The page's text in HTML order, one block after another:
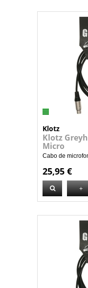
Klotz
Klotz
Micro
Cabo de
25,95 €
+